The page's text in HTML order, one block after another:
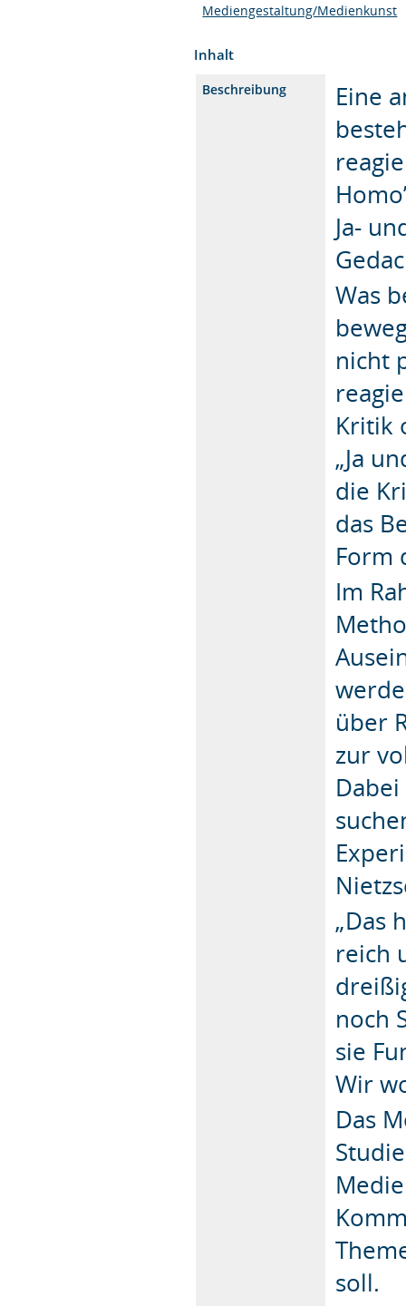
Mediengestaltung/Medienkunst
Inhalt
Beschreibung
Eine
Ja-
Was
nicht
Kritik
„Ja
die
das
Form
Im
über
zur
„Das
reich
noch
sie
Wir
Das
soll.